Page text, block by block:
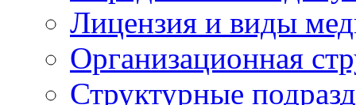
Лицензия и виды
Организационная
Структурные